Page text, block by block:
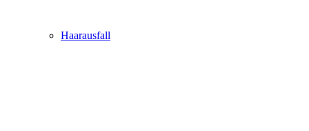
Haarausfall